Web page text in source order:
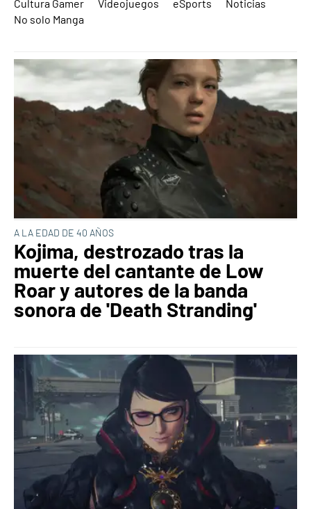
Cultura Gamer Videojuegos eSports
Noticias
No solo Manga
A LA EDAD DE 40 AÑOS
Kojima, destrozado tras la
muerte del cantante de Low
Roar y autores de la banda
sonora de 'Death Stranding'